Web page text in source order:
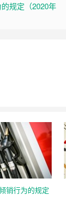
规定（2020年
销行为的规定